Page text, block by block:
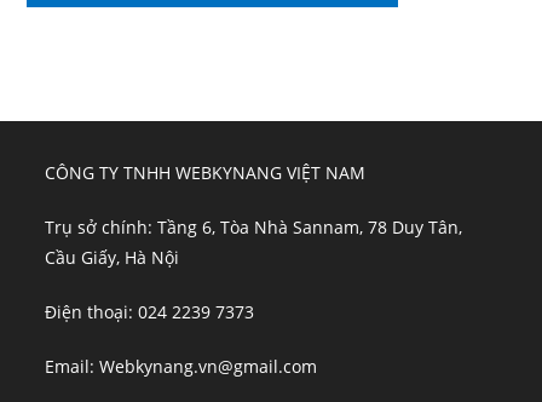
CÔNG TY TNHH WEBKYNANG VIỆT NAM
Trụ sở chính: Tầng 6, Tòa Nhà Sannam, 78 Duy Tân,
Cầu Giấy, Hà Nội
Điện thoại: 024 2239 7373
Email: Webkynang.vn@gmail.com